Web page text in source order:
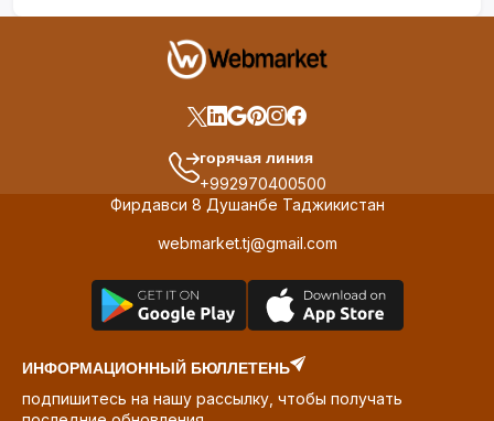
горячая линия
+992970400500
Фирдавси 8 Душанбе Таджикистан
webmarket.tj@gmail.com
ИНФОРМАЦИОННЫЙ БЮЛЛЕТЕНЬ
подпишитесь на нашу рассылку, чтобы получать